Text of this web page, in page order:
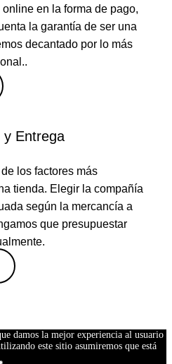
en la forma de pago,
la garantía de ser una
decantado por lo más
y Entrega
los factores más
tienda. Elegir la compañía
según la mercancía a
que presupuestar
damos la mejor experiencia al usuario
este sitio asumiremos que está